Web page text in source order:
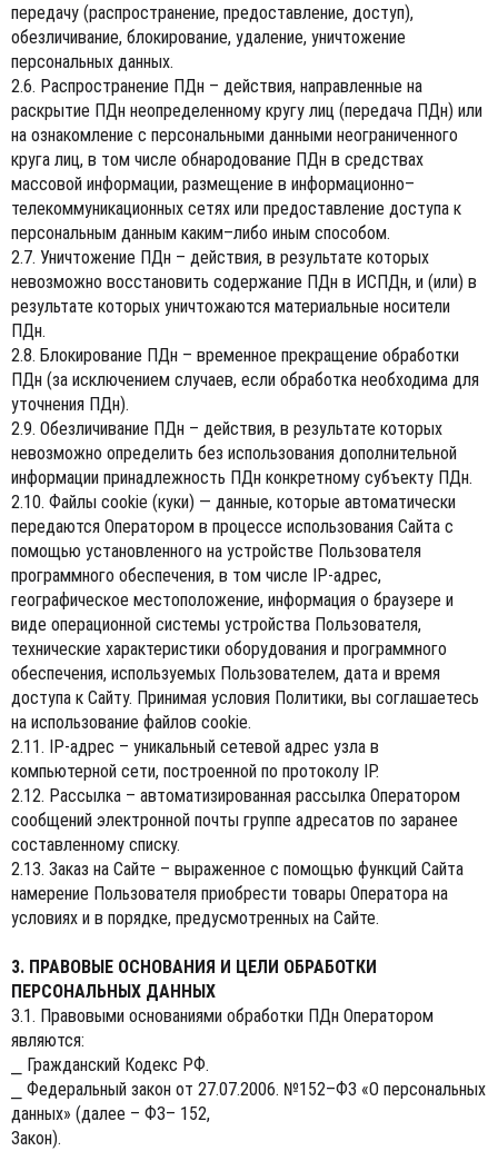
передачу (распространение, предоставление, доступ),
обезличивание, блокирование, удаление, уничтожение
персональных данных.
2.6. Распространение ПДн – действия, направленные на
раскрытие ПДн неопределенному кругу лиц (передача ПДн) или
на ознакомление с персональными данными неограниченного
круга лиц, в том числе обнародование ПДн в средствах
массовой информации, размещение в информационно–
телекоммуникационных сетях или предоставление доступа к
персональным данным каким–либо иным способом.
2.7. Уничтожение ПДн – действия, в результате которых
невозможно восстановить содержание ПДн в ИСПДн, и (или) в
результате которых уничтожаются материальные носители
ПДн.
2.8. Блокирование ПДн – временное прекращение обработки
ПДн (за исключением случаев, если обработка необходима для
уточнения ПДн).
2.9. Обезличивание ПДн – действия, в результате которых
невозможно определить без использования дополнительной
информации принадлежность ПДн конкретному субъекту ПДн.
2.10. Файлы cookie (куки) — данные, которые автоматически
передаются Оператором в процессе использования Сайта с
помощью установленного на устройстве Пользователя
программного обеспечения, в том числе IP-адрес,
географическое местоположение, информация о браузере и
виде операционной системы устройства Пользователя,
технические характеристики оборудования и программного
обеспечения, используемых Пользователем, дата и время
доступа к Сайту. Принимая условия Политики, вы соглашаетесь
на использование файлов cookie.
2.11. IP-адрес – уникальный сетевой адрес узла в
компьютерной сети, построенной по протоколу IP.
2.12. Рассылка – автоматизированная рассылка Оператором
сообщений электронной почты группе адресатов по заранее
составленному списку.
2.13. Заказ на Сайте – выраженное с помощью функций Сайта
намерение Пользователя приобрести товары Оператора на
условиях и в порядке, предусмотренных на Сайте.
3. ПРАВОВЫЕ ОСНОВАНИЯ И ЦЕЛИ ОБРАБОТКИ
ПЕРСОНАЛЬНЫХ ДАННЫХ
3.1. Правовыми основаниями обработки ПДн Оператором
являются:
⎯ Гражданский Кодекс РФ.
⎯ Федеральный закон от 27.07.2006. №152–ФЗ «О персональных
данных» (далее – ФЗ– 152,
Закон).